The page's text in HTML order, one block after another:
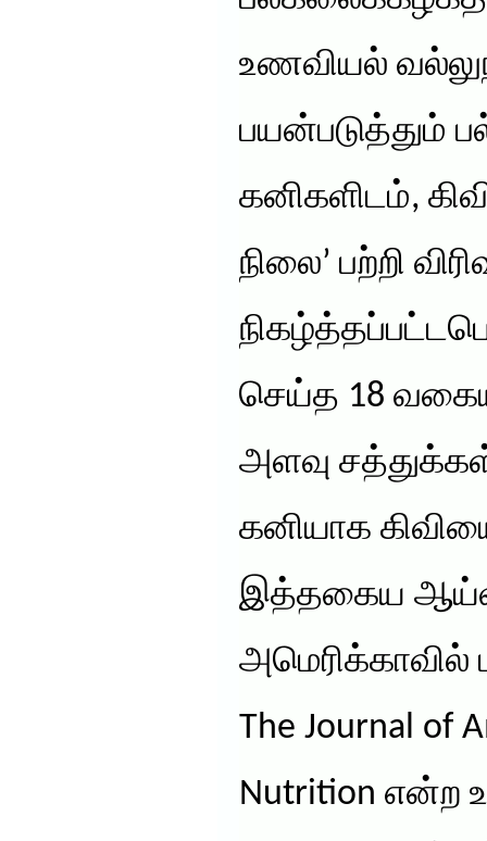
உணவியல்
பயன்படுத்தும்
கனிகளிடம்,
நிலை’ பற்றி
செய்த 18
அளவு
கனியாக
இத்தகைய
அமெரிக்காவில்
The Journal of
Nutrition என்ற